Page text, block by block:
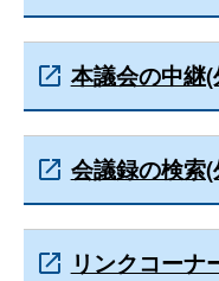
本議会の中継
会議録の検索
リンクコーナ